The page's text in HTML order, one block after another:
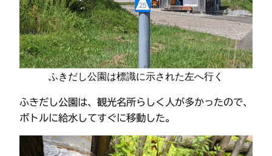
ふきだし公園は標識に示された左へ行く
ふきだし公園は、観光名所らしく人が多かったので、
ボトルに給水してすぐに移動した。